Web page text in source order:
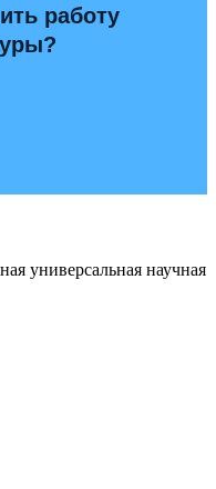
работу
универсальная научная